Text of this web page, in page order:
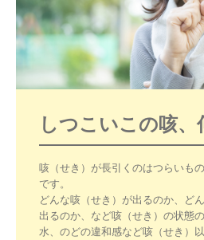
しつこいこの咳、
咳（せき）が長引くのはつらいも
です。
どんな咳（せき）が出るのか、ど
出るのか、など咳（せき）の状態
水、のどの違和感など咳（せき）